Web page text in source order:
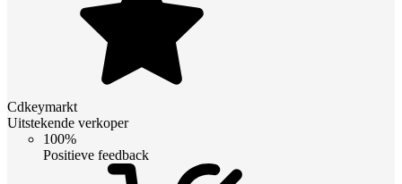
Cdkeymarkt
Uitstekende verkoper
100%
Positieve feedback